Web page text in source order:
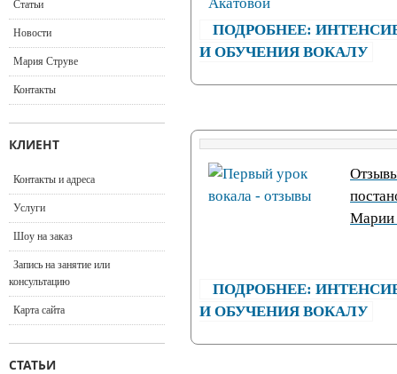
ПОДРОБНЕЕ:
И ОБУЧЕНИЯ ВОКАЛУ
Марии
ПОДРОБНЕЕ:
И ОБУЧЕНИЯ ВОКАЛУ
Статьи
Новости
Мария Струве
Контакты
КЛИЕНТ
Контакты и адреса
Услуги
Шоу на заказ
Запись на занятие или
консультацию
Карта сайта
СТАТЬИ